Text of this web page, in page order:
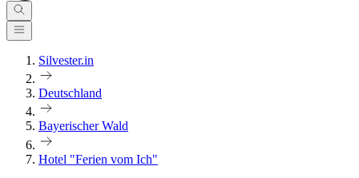
Silvester.in
Deutschland
Bayerischer Wald
Hotel "Ferien vom Ich"